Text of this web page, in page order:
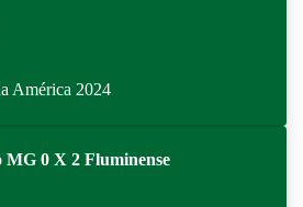
América 2024
MG 0 X 2 Fluminense